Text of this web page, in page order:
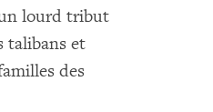
lourd tribut
talibans et
des